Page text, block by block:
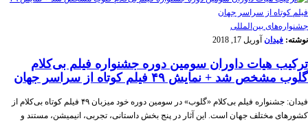
‌‌جشنواره‌های بین‌المللی
نوشته: فیدان آوریل 17, 2018
ترکیب هیات داوران سومین دوره‌ جشنواره‌ فیلم بی‌کلام
گلوب مشخص شد + نمایش ۴۹ فیلم کوتاه از سراسر جهان
فیدان: جشنواره‌ فیلم بی‌کلام «گلوب» در سومین دوره‌ خود میزبان ۴۹ فیلم کوتاه بی‌کلام از
کشورهای مختلف جهان است. این آثار در پنج بخش داستانی، تجربی، انیمیشن، مستند و